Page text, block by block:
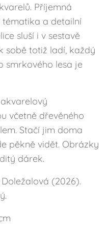
Příjemná
a detailní
sluší i v sestavě
sobě totiž ladí, každý
smrkového lesa je
včetně dřevěného
Stačí jim doma
pěkně vidět. Obrázky
dárek.
(2026).